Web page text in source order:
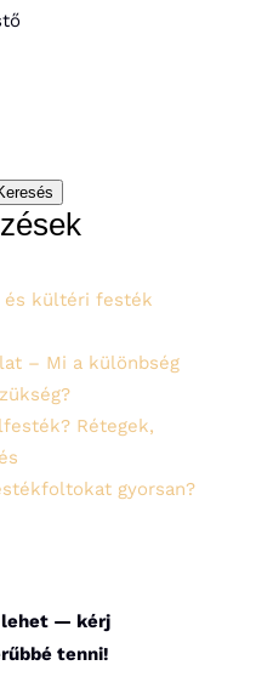
és kültéri festék
– Mi a különbség
Rétegek,
gyorsan?
lehet — kérj
tenni!